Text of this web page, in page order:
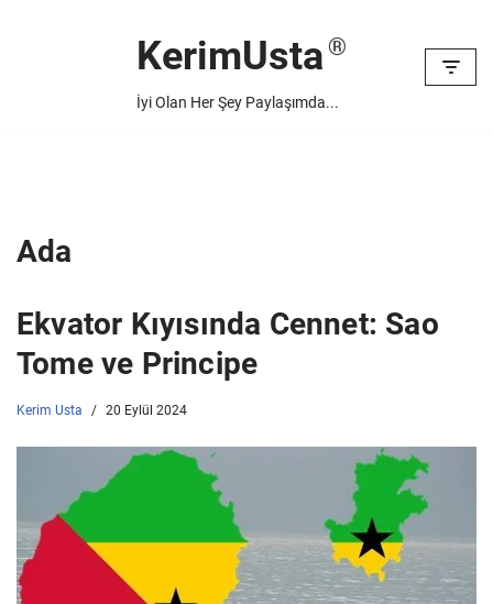
KerimUsta
İyi Olan Her Şey Paylaşımda...
Ada
Ekvator Kıyısında Cennet: Sao
Tome ve Principe
Kerim Usta 20 Eylül 2024